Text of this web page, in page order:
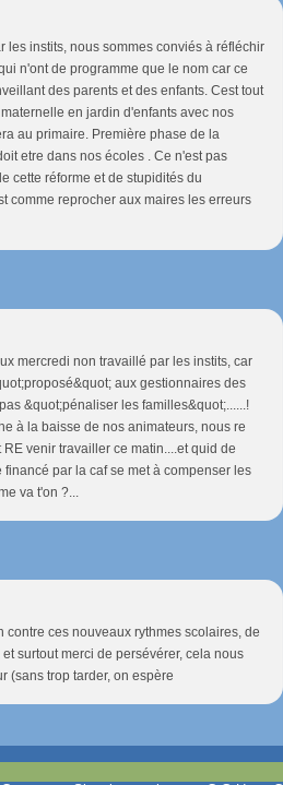
les instits, nous sommes conviés à réfléchir
n'ont de programme que le nom car ce
des parents et des enfants. Cest tout
en jardin d'enfants avec nos
au primaire. Première phase de la
etre dans nos écoles . Ce n'est pas
cette réforme et de stupidités du
comme reprocher aux maires les erreurs
mercredi non travaillé par les instits, car
aux gestionnaires des
&quot;pénaliser les familles&quot;......!
à la baisse de nos animateurs, nous re
venir travailler ce matin....et quid de
par la caf se met à compenser les
va t'on ?...
ces nouveaux rythmes scolaires, de
surtout merci de persévérer, cela nous
(sans trop tarder, on espère